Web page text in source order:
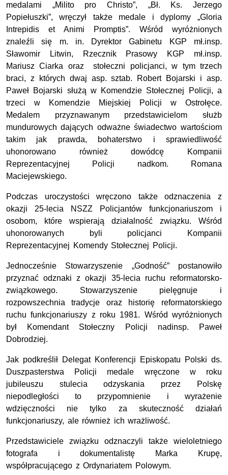
medalami „Milito pro Christo”, „Bł. Ks. Jerzego
Popiełuszki”, wręczył także medale i dyplomy „Gloria
Intrepidis et Animi Promptis”. Wśród wyróżnionych
znaleźli się m. in. Dyrektor Gabinetu KGP mł.insp.
Sławomir Litwin, Rzecznik Prasowy KGP mł.insp.
Mariusz Ciarka oraz stołeczni policjanci, w tym trzech
braci, z których dwaj asp. sztab. Robert Bojarski i asp.
Paweł Bojarski służą w Komendzie Stołecznej Policji, a
trzeci w Komendzie Miejskiej Policji w Ostrołęce.
Medalem przyznawanym przedstawicielom służb
mundurowych dających odważne świadectwo wartościom
takim jak prawda, bohaterstwo i sprawiedliwość
uhonorowano również dowódcę Kompanii
Reprezentacyjnej Policji nadkom. Romana
Maciejewskiego.
Podczas uroczystości wręczono także odznaczenia z
okazji 25-lecia NSZZ Policjantów funkcjonariuszom i
osobom, które wspierają działalność związku. Wśród
uhonorowanych byli policjanci Kompanii
Reprezentacyjnej Komendy Stołecznej Policji.
Jednocześnie Stowarzyszenie „Godność” postanowiło
przyznać odznaki z okazji 35-lecia ruchu reformatorsko-
związkowego. Stowarzyszenie pielęgnuje i
rozpowszechnia tradycje oraz historię reformatorskiego
ruchu funkcjonariuszy z roku 1981. Wśród wyróżnionych
był Komendant Stołeczny Policji nadinsp. Paweł
Dobrodziej.
Jak podkreślił Delegat Konferencji Episkopatu Polski ds.
Duszpasterstwa Policji medale wręczone w roku
jubileuszu stulecia odzyskania przez Polskę
niepodległości to przypomnienie i wyrażenie
wdzięczności nie tylko za skuteczność działań
funkcjonariuszy, ale również ich wrażliwość.
Przedstawiciele związku odznaczyli także wieloletniego
fotografa i dokumentalistę Marka Krupę,
współpracującego z Ordynariatem Polowym.